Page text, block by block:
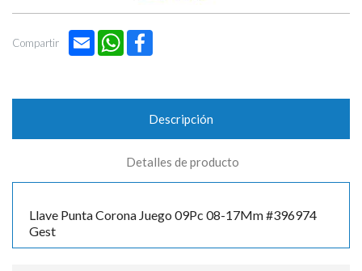
Compartir Email WhatsApp
Descripción
Detalles de producto
Llave Punta Corona Juego 09Pc 08-17Mm #396974
Gest